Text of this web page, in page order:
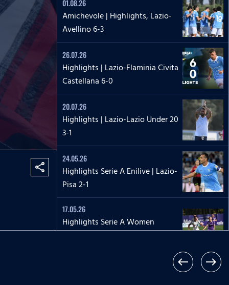
share
01.08.26
Amichevole | Highlights, Lazio-
Avellino 6-3
26.07.26
Highlights | Lazio-Flaminia Civita
Castellana 6-0
20.07.26
Highlights | Lazio-Lazio Under 20
3-1
24.05.26
Highlights Serie A Enilive | Lazio-
Pisa 2-1
17.05.26
Highlights Serie A Women
Athora | Fiorentina-Lazio
west east